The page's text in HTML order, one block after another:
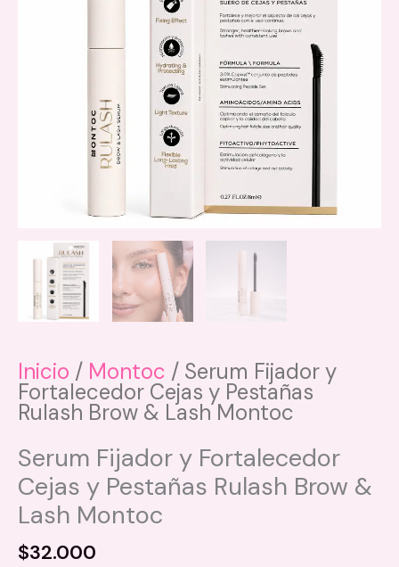
Inicio / Montoc / Serum Fijador y
Fortalecedor Cejas y Pestañas
Rulash Brow & Lash Montoc
Serum Fijador y Fortalecedor
Cejas y Pestañas Rulash Brow &
Lash Montoc
$32.000